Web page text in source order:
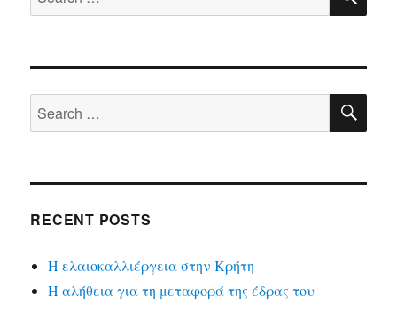
for:
Search
for:
RECENT POSTS
Η ελαιοκαλλιέργεια στην Κρήτη
Η αλήθεια για τη μεταφορά της έδρας του